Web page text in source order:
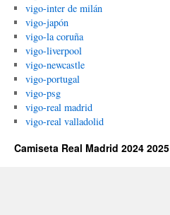
vigo-inter de milán
vigo-japón
vigo-la coruña
vigo-liverpool
vigo-newcastle
vigo-portugal
vigo-psg
vigo-real madrid
vigo-real valladolid
Camiseta Real Madrid 2024 2025